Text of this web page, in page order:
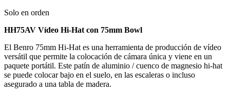
Solo en orden
HH75AV Vídeo Hi-Hat con 75mm Bowl
El Benro 75mm Hi-Hat es una herramienta de producción de vídeo
versátil que permite la colocación de cámara única y viene en un
paquete portátil. Este patín de aluminio / cuenco de magnesio hi-hat
se puede colocar bajo en el suelo, en las escaleras o incluso
asegurado a una tabla de madera.